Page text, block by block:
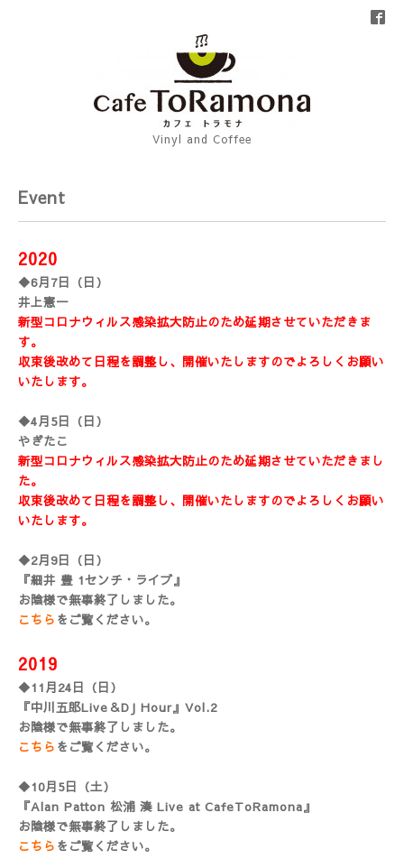
Vinyl and Coffee
Event
2020
◆6月7日（日）
井上憲一
新型コロナウィルス感染拡大防止のため延期させていただきま
す。
収束後改めて日程を調整し、開催いたしますのでよろしくお願い
いたします。
◆4月5日（日）
やぎたこ
新型コロナウィルス感染拡大防止のため延期させていただきまし
た。
収束後改めて日程を調整し、開催いたしますのでよろしくお願い
いたします。
◆2月9日（日）
『細井 豊 1センチ・ライブ』
お陰様で無事終了しました。
こちら をご覧ください。
2019
◆11月24日（日）
『中川五郎Live＆DJ Hour』Vol.2
お陰様で無事終了しました。
こちら をご覧ください。
◆10月5日（土）
『Alan Patton 松浦 湊 Live at CafeToRamona』
お陰様で無事終了しました。
こちら をご覧ください。